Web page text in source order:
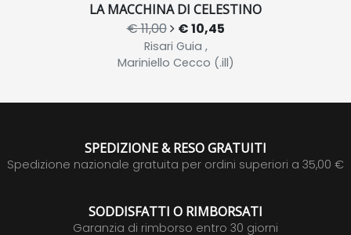
LA MACCHINA DI CELESTINO
€ 11,00 € 10,45
Risari Guia ,
Mariniello Cecco (.ill)
SPEDIZIONE & RESO GRATUITI
Spedizione nazionale gratuita per ordini superiori a 35,00 €
SODDISFATTI O RIMBORSATI
Garanzia di rimborso entro 30 giorni